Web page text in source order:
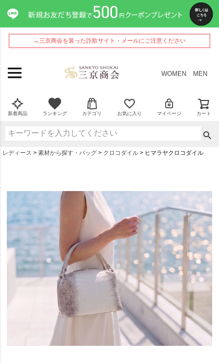
→三京商会を装った詐欺サイト・メールにご注意ください
WOMEN MEN
新着商品 ランキング カテゴリ お気に入り マイページ カート
レディース 素材から探す・バッグ クロコダイル ヒマラヤクロコダイル